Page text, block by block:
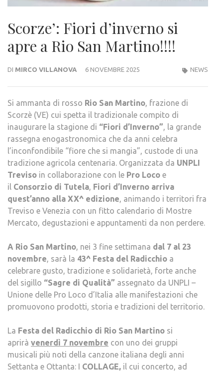
Scorze’: Fiori d’inverno si
apre a Rio San Martino!!!!
DI MIRCO VILLANOVA 6 NOVEMBRE 2025 NEWS
Si ammanta di rosso Rio San Martino, frazione di
Scorzè (VE) cui spetta il tradizionale compito di
inaugurare la stagione di “Fiori d’Inverno”, la grande
rassegna enogastronomica che da anni celebra
l’inconfondibile “fiore che si mangia”, custode di una
tradizione agricola centenaria. Organizzata da UNPLI
Treviso in collaborazione con le Pro Loco e
il Consorzio di Tutela, Fiori d’Inverno arriva
quest’anno alla XX^ edizione, animando i territori fra
Treviso e Venezia con un fitto calendario di Mostre
Mercato, degustazioni e appuntamenti da non perdere.
A Rio San Martino, nei 3 fine settimana dal 7 al 23
novembre, sarà la 43^ Festa del Radicchio a
celebrare gusto, tradizione e solidarietà, forte anche
del sigillo “Sagre di Qualità” assegnato da UNPLI –
Unione delle Pro Loco d’Italia alle manifestazioni che
promuovono prodotti, storia e tradizioni del territorio.
La Festa del Radicchio di Rio San Martino si
aprirà venerdì 7 novembre con uno dei gruppi
musicali più noti della canzone italiana degli anni
Settanta e Ottanta: I COLLAGE, il cui concerto, ad